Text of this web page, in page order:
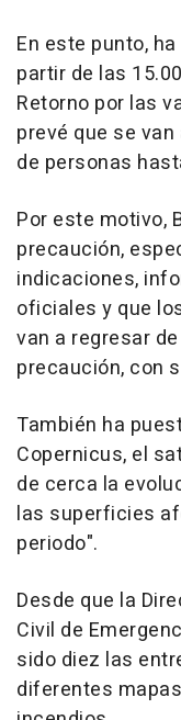
En este punto,
partir de las
Retorno por las
prevé que se
de personas
Por este motivo,
precaución,
indicaciones,
oficiales y que
van a regresar
precaución, con
También ha
Copernicus, el
de cerca la
las superficies
periodo".
Desde que la
Civil de
sido diez las
diferentes